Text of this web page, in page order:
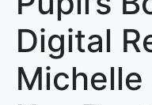
Digital
Michelle